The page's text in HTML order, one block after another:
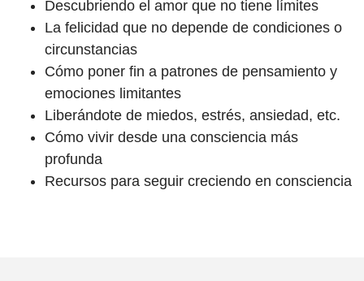
Descubriendo el amor que no tiene límites
La felicidad que no depende de condiciones o
circunstancias
Cómo poner fin a patrones de pensamiento y
emociones limitantes
Liberándote de miedos, estrés, ansiedad, etc.
Cómo vivir desde una consciencia más
profunda
Recursos para seguir creciendo en consciencia